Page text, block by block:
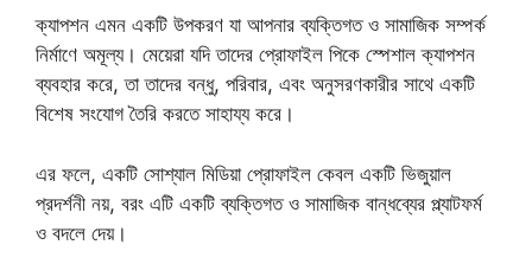
ক্যাপশন এমন একটি উপকরণ যা আপনার ব্যক্তিগত ও সামাজিক সম্পর্ক
নির্মাণে অমূল্য। মেয়েরা যদি তাদের প্রোফাইল পিকে স্পেশাল ক্যাপশন
ব্যবহার করে, তা তাদের বন্ধু, পরিবার, এবং অনুসরণকারীর সাথে একটি
বিশেষ সংযোগ তৈরি করতে সাহায্য করে।
এর ফলে, একটি সোশ্যাল মিডিয়া প্রোফাইল কেবল একটি ভিজুয়াল
প্রদর্শনী নয়, বরং এটি একটি ব্যক্তিগত ও সামাজিক বান্ধব্যের প্ল্যাটফর্ম
ও বদলে দেয়।